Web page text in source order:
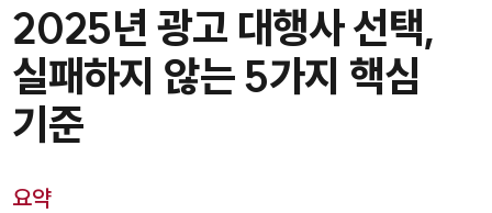
2025년 광고 대행사 선택,
실패하지 않는 5가지 핵심
기준
요약